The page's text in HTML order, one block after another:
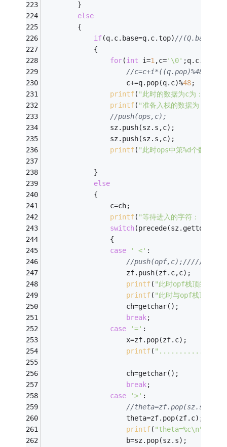
		}
else
		{
if(q.c.base=q.c.top)//
			{
for(int i=1,c='\0'
//c=c+i*((q.pop)%48);
					c+=q.pop(q.c)%
48;
printf( "此时的数据为c为：%d\n"
printf( "准备入栈的数据为：%d\n"
//push(ops,c);
				sz.push(sz.s,c);
				sz.push(sz.s,c);
printf( "此时ops中第%d个数据为
			}
else
			{
				c=ch;
printf( "等待进入的字符： %c\n"
switch
				{
case
' <' :
//push(opf,c);/////"("
					zf.push(zf.c,c);
printf( "此时opf栈顶的为：
printf( "此时与opf栈顶比较
					ch=getchar();
break;
case
'=' :
					x=zf.pop(zf.c);
printf( "....................相
					ch=getchar();
break;
case
'>' :
//theta=zf.pop(sz.s);
					theta=zf.pop(zf.c);
printf( "theta=%c\n"
					b=sz.pop(sz.s);